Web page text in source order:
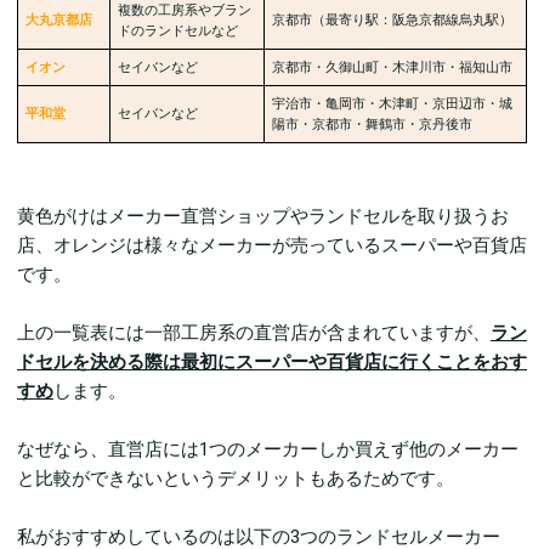
大丸京都店
複数の工房系やブラン
ドのランドセルなど
京都市（最寄り駅：阪急京都線烏丸駅）
イオン セイバンなど 京都市・久御山町・木津川市・福知山市
平和堂 セイバンなど
宇治市・亀岡市・木津町・京田辺市・城
陽市・京都市・舞鶴市・京丹後市
黄色がけはメーカー直営ショップやランドセルを取り扱うお
店、オレンジは様々なメーカーが売っているスーパーや百貨店
です。
上の一覧表には一部工房系の直営店が含まれていますが、 ラン
ドセルを決める際は最初にスーパーや百貨店に行くことをおす
すめします。
なぜなら、直営店には1つのメーカーしか買えず他のメーカー
と比較ができないというデメリットもあるためです。
私がおすすめしているのは以下の3つのランドセルメーカー